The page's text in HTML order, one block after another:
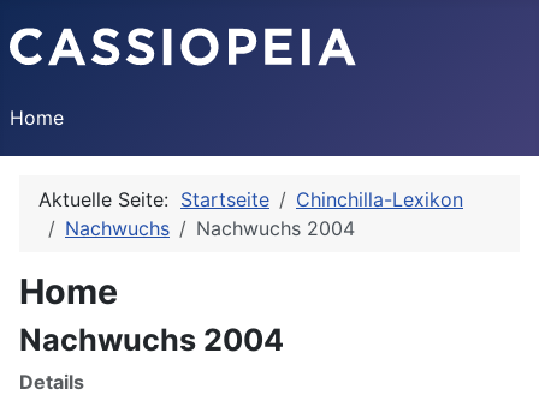
Home
Aktuelle Seite: Startseite
Chinchilla-Lexikon
Nachwuchs
Nachwuchs 2004
Home
Nachwuchs 2004
Details